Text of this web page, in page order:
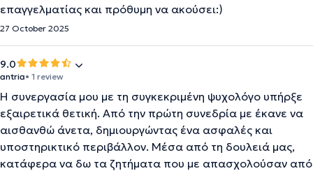
επαγγελματίας και πρόθυμη να ακούσει:)
27 October 2025
9.0
antria• 1 review
Η συνεργασία μου με τη συγκεκριμένη ψυχολόγο υπήρξε
εξαιρετικά θετική. Από την πρώτη συνεδρία με έκανε να
αισθανθώ άνετα, δημιουργώντας ένα ασφαλές και
υποστηρικτικό περιβάλλον. Μέσα από τη δουλειά μας,
κατάφερα να δω τα ζητήματα που με απασχολούσαν από